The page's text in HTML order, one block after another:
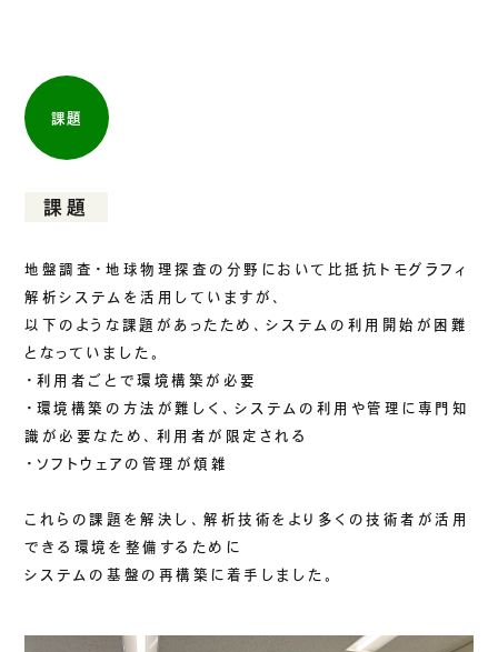
課題
課題
地盤調査・地球物理探査の分野において比抵抗トモグラフィ
解析システムを活用していますが、
以下のような課題があったため、システムの利用開始が困難
となっていました。
・利用者ごとで環境構築が必要
・環境構築の方法が難しく、システムの利用や管理に専門知
識が必要なため、利用者が限定される
・ソフトウェアの管理が煩雑
これらの課題を解決し、解析技術をより多くの技術者が活用
できる環境を整備するために
システムの基盤の再構築に着手しました。